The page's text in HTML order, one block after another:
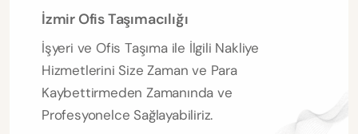
İzmir Ofis Taşımacılığı
İşyeri ve Ofis Taşıma ile İlgili Nakliye
Hizmetlerini Size Zaman ve Para
Kaybettirmeden Zamanında ve
Profesyonelce Sağlayabiliriz.